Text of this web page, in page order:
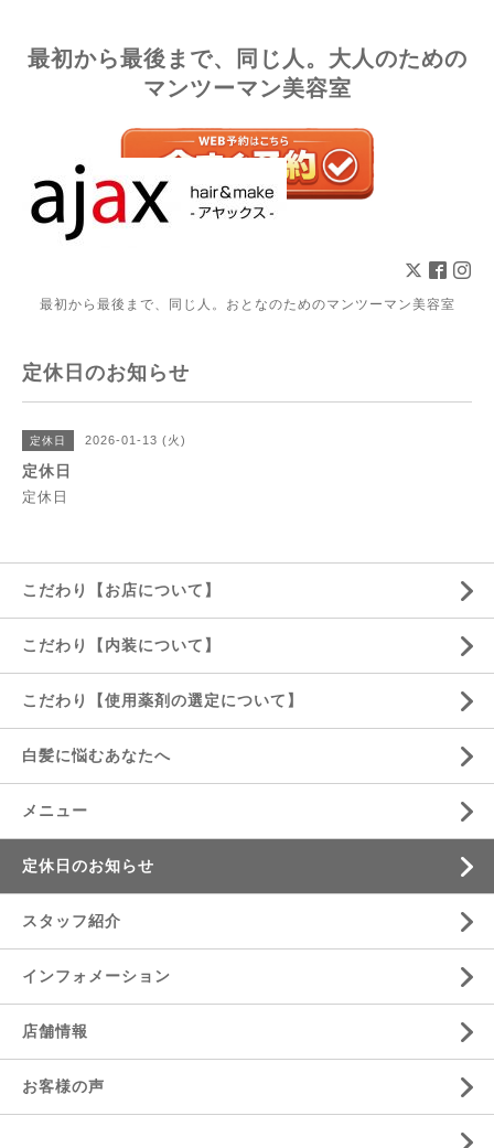
最初から最後まで、同じ人。大人のための
マンツーマン美容室
最初から最後まで、同じ人。おとなのためのマンツーマン美容室
定休日のお知らせ
定休日 2026-01-13 (火)
定休日
定休日
こだわり【お店について】
こだわり【内装について】
こだわり【使用薬剤の選定について】
白髪に悩むあなたへ
メニュー
定休日のお知らせ
スタッフ紹介
インフォメーション
店舗情報
お客様の声